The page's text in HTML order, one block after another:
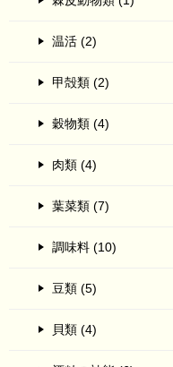
温活 (2)
甲殻類 (2)
穀物類 (4)
肉類 (4)
葉菜類 (7)
調味料 (10)
豆類 (5)
貝類 (4)